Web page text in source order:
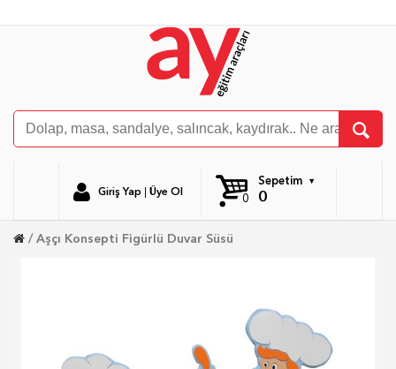
Giriş Yap Üye Ol
Sepetim
0
0
Aşçı Konsepti Figürlü Duvar Süsü